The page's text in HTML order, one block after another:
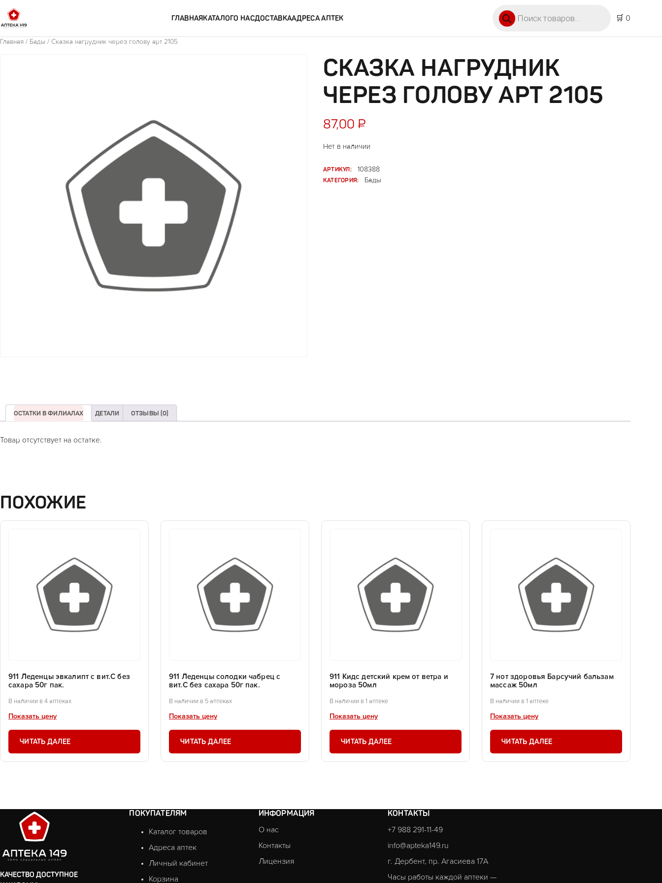
ГЛАВНАЯКАТАЛОГО НАСДОСТАВКААДРЕСА АПТЕК
🛒 0
Главная / Бады / Сказка нагрудник через голову арт 2105
СКАЗКА НАГРУДНИК
ЧЕРЕЗ ГОЛОВУ АРТ 2105
87,00 ₽
Нет в наличии
АРТИКУЛ:
108388
КАТЕГОРИЯ:
Бады
ОСТАТКИ В ФИЛИАЛАХ ДЕТАЛИ ОТЗЫВЫ (0)
Товар отсутствует на остатке.
ПОХОЖИЕ
911 Леденцы эвкалипт с вит.С без
сахара 50г пак.
В наличии в 4 аптеках
Показать цену
ЧИТАТЬ ДАЛЕЕ
911 Леденцы солодки чабрец с
вит.С без сахара 50г пак.
В наличии в 5 аптеках
Показать цену
ЧИТАТЬ ДАЛЕЕ
911 Кидс детский крем от ветра и
мороза 50мл
В наличии в 1 аптеке
Показать цену
ЧИТАТЬ ДАЛЕЕ
7 нот здоровья Барсучий бальзам
массаж 50мл
В наличии в 1 аптеке
Показать цену
ЧИТАТЬ ДАЛЕЕ
КАЧЕСТВО ДОСТУПНОЕ
ПОКУПАТЕЛЯМ
Каталог товаров
Адреса аптек
Личный кабинет
Корзина
ИНФОРМАЦИЯ
О нас
Контакты
Лицензия
КОНТАКТЫ
+7 988 291-11-49
info@apteka149.ru
г. Дербент, пр. Агасиева 17А
Часы работы каждой аптеки —